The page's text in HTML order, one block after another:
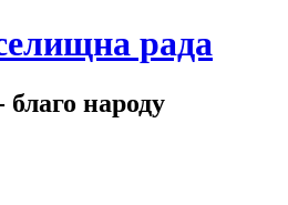
рада
народу